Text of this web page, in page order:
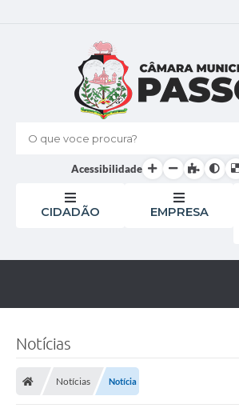
O que voce procura?
Acessibilidade
CIDADÃO EMPRESA
Notícias
Notícias Notícia